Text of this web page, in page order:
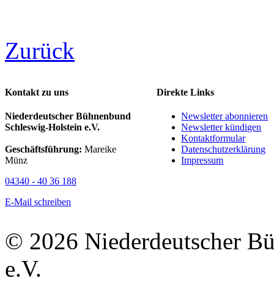
Zurück
Kontakt zu uns
Niederdeutscher Bühnenbund
Schleswig-Holstein e.V.
Geschäftsführung: Mareike
Münz
04340 - 40 36 188
E-Mail schreiben
Direkte Links
Newsletter abonnieren
Newsletter kündigen
Kontaktformular
Datenschutzerklärung
Impressum
© 2026 Niederdeutscher
e.V.